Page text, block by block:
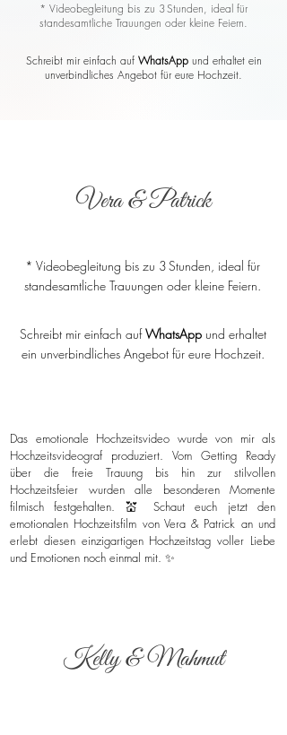
* Videobegleitung bis zu 3 Stunden, ideal für
standesamtliche Trauungen oder kleine Feiern.
Schreibt mir einfach auf WhatsAppund erhaltet ein
unverbindliches Angebot für eure Hochzeit.
Vera & Patrick
* Videobegleitung bis zu 3 Stunden, ideal für
standesamtliche Trauungen oder kleine Feiern.
Schreibt mir einfach aufWhatsAppund erhaltet
ein unverbindliches Angebot für eure Hochzeit.
Das emotionale Hochzeitsvideo wurde von mir als
Hochzeitsvideograf produziert. Vom Getting Ready
über die freie Trauung bis hin zur stilvollen
Hochzeitsfeier wurden alle besonderen Momente
filmisch festgehalten. 💒 Schaut euch jetzt den
emotionalen Hochzeitsfilm von Vera & Patrick an und
erlebt diesen einzigartigen Hochzeitstag voller Liebe
und Emotionen noch einmal mit. ✨
Kelly & Mahmut